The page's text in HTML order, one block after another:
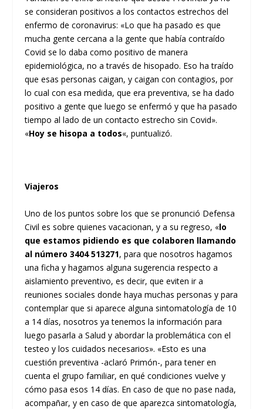
se consideran positivos a los contactos estrechos del
enfermo de coronavirus: «Lo que ha pasado es que
mucha gente cercana a la gente que había contraído
Covid se lo daba como positivo de manera
epidemiológica, no a través de hisopado. Eso ha traído
que esas personas caigan, y caigan con contagios, por
lo cual con esa medida, que era preventiva, se ha dado
positivo a gente que luego se enfermó y que ha pasado
tiempo al lado de un contacto estrecho sin Covid».
«Hoy se hisopa a todos«, puntualizó.
Viajeros
Uno de los puntos sobre los que se pronunció Defensa
Civil es sobre quienes vacacionan, y a su regreso, «lo
que estamos pidiendo es que colaboren llamando
al número 3404 513271, para que nosotros hagamos
una ficha y hagamos alguna sugerencia respecto a
aislamiento preventivo, es decir, que eviten ir a
reuniones sociales donde haya muchas personas y para
contemplar que si aparece alguna sintomatología de 10
a 14 días, nosotros ya tenemos la información para
luego pasarla a Salud y abordar la problemática con el
testeo y los cuidados necesarios». «Esto es una
cuestión preventiva -aclaró Primón-, para tener en
cuenta el grupo familiar, en qué condiciones vuelve y
cómo pasa esos 14 días. En caso de que no pase nada,
acompañar, y en caso de que aparezca sintomatología,